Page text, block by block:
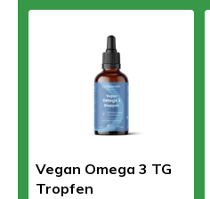
Vegan Omega 3 TG
Tropfen